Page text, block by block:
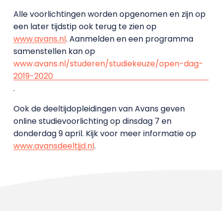
Alle voorlichtingen worden opgenomen en zijn op
een later tijdstip ook terug te zien op
www.avans.nl. Aanmelden en een programma
samenstellen kan op
www.avans.nl/studeren/studiekeuze/open-dag-
2019-2020
.
Ook de deeltijdopleidingen van Avans geven
online studievoorlichting op dinsdag 7 en
donderdag 9 april. Kijk voor meer informatie op
www.avansdeeltijd.nl.